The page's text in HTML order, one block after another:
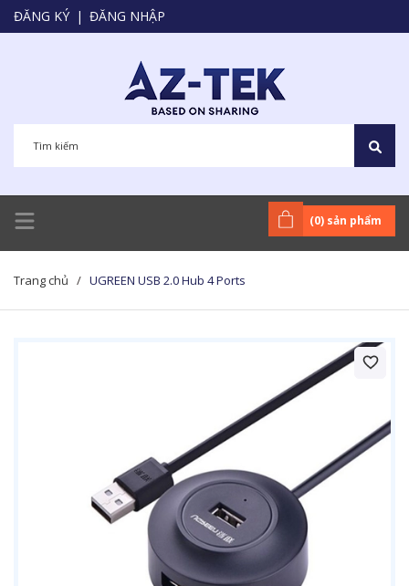
ĐĂNG KÝ | ĐĂNG NHẬP
(0) sản phẩm
Trang chủ / UGREEN USB 2.0 Hub 4 Ports